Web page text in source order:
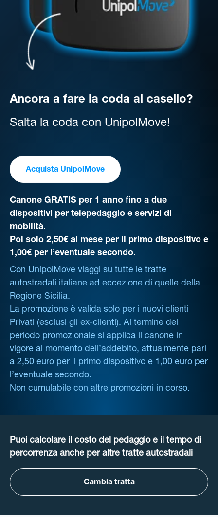
Ancora a fare la coda al casello?
Salta la coda con UnipolMove!
Acquista UnipolMove
Canone GRATIS per 1 anno fino a due
dispositivi per telepedaggio e servizi di
mobilità.
Poi solo 2,50€ al mese per il primo dispositivo e
1,00€ per l’eventuale secondo.
Con UnipolMove viaggi su tutte le tratte
autostradali italiane ad eccezione di quelle della
Regione Sicilia.
La promozione è valida solo per i nuovi clienti
Privati (esclusi gli ex-clienti). Al termine del
periodo promozionale si applica il canone in
vigore al momento dell’addebito, attualmente pari
a 2,50 euro per il primo dispositivo e 1,00 euro per
l’eventuale secondo.
Non cumulabile con altre promozioni in corso.
Puoi calcolare il costo del pedaggio e il tempo di
percorrenza anche per altre tratte autostradali
Cambia tratta